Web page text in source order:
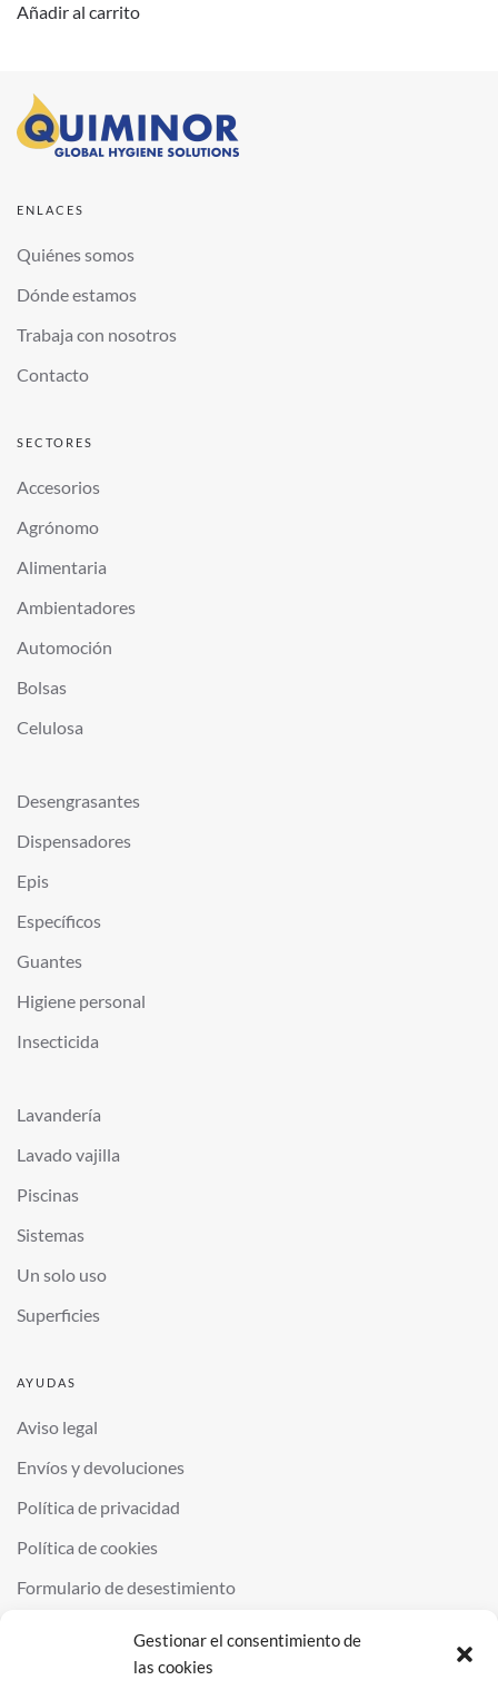
Gestionar el consentimiento de
las cookies
Añadir al carrito
ENLACES
Quiénes somos
Dónde estamos
Trabaja con nosotros
Contacto
SECTORES
Accesorios
Agrónomo
Alimentaria
Ambientadores
Automoción
Bolsas
Celulosa
Desengrasantes
Dispensadores
Epis
Específicos
Guantes
Higiene personal
Insecticida
Lavandería
Lavado vajilla
Piscinas
Sistemas
Un solo uso
Superficies
AYUDAS
Aviso legal
Envíos y devoluciones
Política de privacidad
Política de cookies
Formulario de desestimiento
QUIMINOR SL. ALL RIGHTS RESERVED.